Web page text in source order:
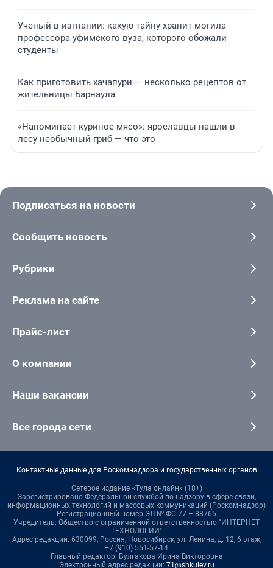
Ученый в изгнании: какую тайну хранит могила
профессора уфимского вуза, которого обожали
студенты
Как приготовить хачапури — несколько рецептов от
жительницы Барнаула
«Напоминает куриное мясо»: ярославцы нашли в
лесу необычный гриб — что это
Подписаться на новости
Сообщить новость
Рубрики
Реклама на сайте
Прайс-лист
О компании
Наши вакансии
Все города сети
Контактные данные для Роскомнадзора и государственных органов
Сетевое издание «Тула онлайн» (18+)
Зарегистрировано Федеральной службой по надзору в сфере связи,
информационных технологий и массовых коммуникаций (Роскомнадзор)
Регистрационный номер ЭЛ № ФС 77 – 88765
Учредитель: Общество с ограниченной ответственностью "ИНТЕРНЕТ
ТЕХНОЛОГИИ"
Адрес редакции: 630099, Россия, Новосибирск, ул. Ленина, д. 12, 6 этаж,
+7 (910) 551-57-14
Главный редактор: Булгакова Ирина Викторовна
Электронный адрес редакции: 71@shkulev.ru